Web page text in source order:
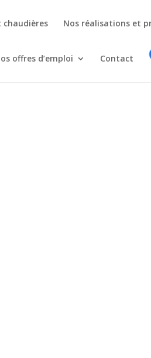
chaudières Nos réalisations et
offres d’emploi Contact